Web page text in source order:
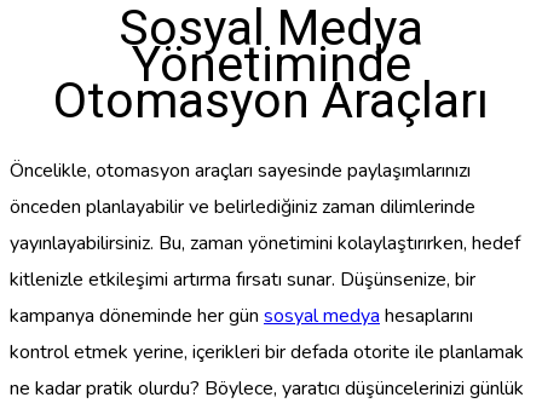
Sosyal Medya
Yönetiminde
Otomasyon Araçları
Öncelikle, otomasyon araçları sayesinde paylaşımlarınızı
önceden planlayabilir ve belirlediğiniz zaman dilimlerinde
yayınlayabilirsiniz. Bu, zaman yönetimini kolaylaştırırken, hedef
kitlenizle etkileşimi artırma fırsatı sunar. Düşünsenize, bir
kampanya döneminde her gün sosyal medya hesaplarını
kontrol etmek yerine, içerikleri bir defada otorite ile planlamak
ne kadar pratik olurdu? Böylece, yaratıcı düşüncelerinizi günlük